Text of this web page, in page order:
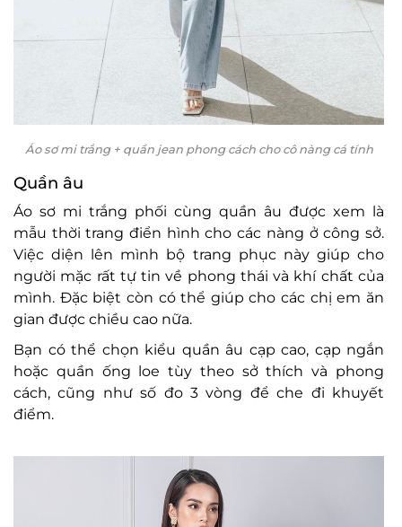
Áo sơ mi trắng + quần jean phong cách cho cô nàng cá tính
Quần âu
Áo sơ mi trắng phối cùng quần âu được xem là
mẫu thời trang điển hình cho các nàng ở công sở.
Việc diện lên mình bộ trang phục này giúp cho
người mặc rất tự tin về phong thái và khí chất của
mình. Đặc biệt còn có thể giúp cho các chị em ăn
gian được chiều cao nữa.
Bạn có thể chọn kiểu quần âu cạp cao, cạp ngắn
hoặc quần ống loe tùy theo sở thích và phong
cách, cũng như số đo 3 vòng để che đi khuyết
điểm.